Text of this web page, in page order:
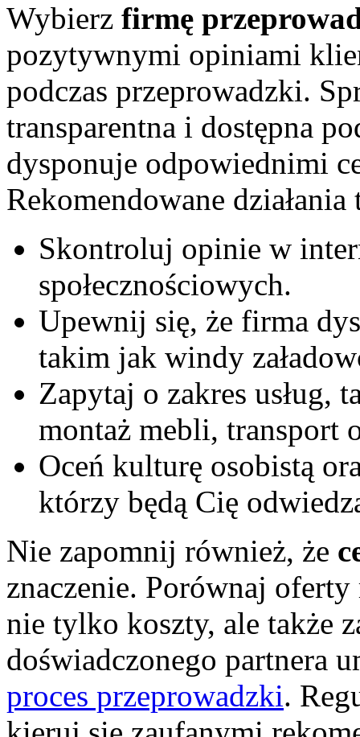
Wybierz firmę
pozytywnymi opiniami
podczas przeprowadzki.
transparentna i dostępna
dysponuje odpowiednimi
Rekomendowane działania
Skontroluj opinie w
społecznościowych.
Upewnij się, że firma
takim jak windy
Zapytaj o zakres usług,
montaż mebli, transport
Oceń kulturę osobistą
którzy będą Cię
Nie zapomnij również, że
znaczenie. Porównaj
nie tylko koszty, ale także
doświadczonego partnera
proces przeprowadzki.